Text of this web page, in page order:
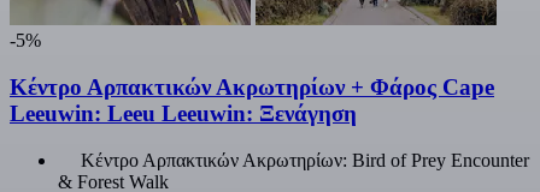
-5%
Κέντρο Αρπακτικών Ακρωτηρίων + Φάρος Cape
Leeuwin: Leeu Leeuwin: Ξενάγηση
Κέντρο Αρπακτικών Ακρωτηρίων: Bird of Prey Encounter
& Forest Walk